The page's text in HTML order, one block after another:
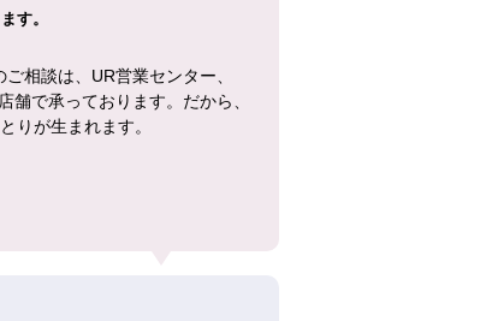
す。
相談は、UR営業センター、
舗で承っております。だから、
りが生まれます。